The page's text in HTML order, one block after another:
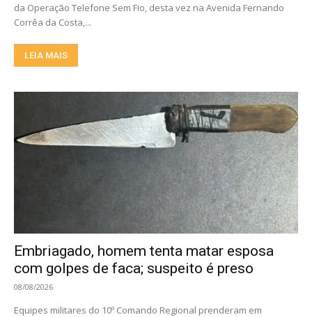
da Operação Telefone Sem Fio, desta vez na Avenida Fernando
Corrêa da Costa,...
LEIA MAIS
Embriagado, homem tenta matar esposa
com golpes de faca; suspeito é preso
08/08/2026
Equipes militares do 10º Comando Regional prenderam em